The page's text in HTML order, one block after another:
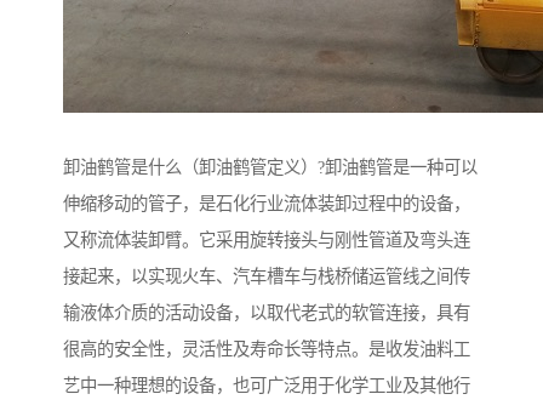
卸油鹤管是什么（卸油鹤管定义）?卸油鹤管是一种可以
伸缩移动的管子，是石化行业流体装卸过程中的设备，
又称流体装卸臂。它采用旋转接头与刚性管道及弯头连
接起来，以实现火车、汽车槽车与栈桥储运管线之间传
输液体介质的活动设备，以取代老式的软管连接，具有
很高的安全性，灵活性及寿命长等特点。是收发油料工
艺中一种理想的设备，也可广泛用于化学工业及其他行